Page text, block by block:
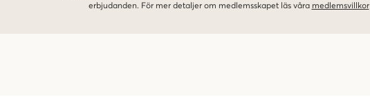
erbjudanden. För mer detaljer om medlemsskapet läs våra medlemsvillkor